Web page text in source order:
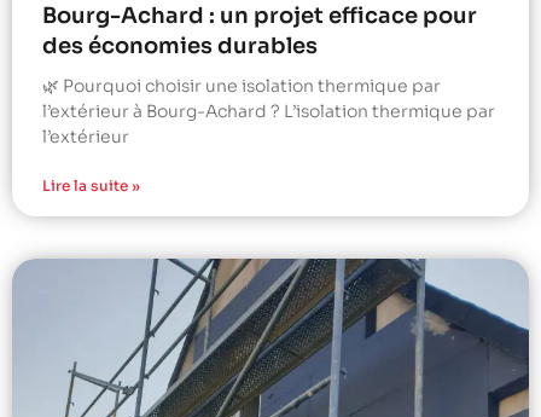
Bourg-Achard : un projet efficace pour
des économies durables
🌿 Pourquoi choisir une isolation thermique par
l’extérieur à Bourg-Achard ? L’isolation thermique par
l’extérieur
Lire la suite »